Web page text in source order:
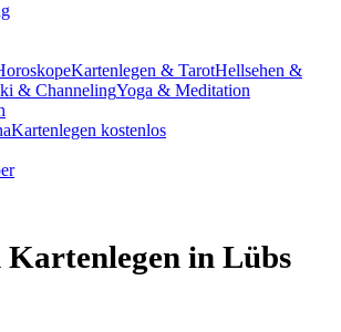
Kartenlegen & TarotHellsehen &
& ChannelingYoga & Meditation
Kartenlegen kostenlos
in Lübs